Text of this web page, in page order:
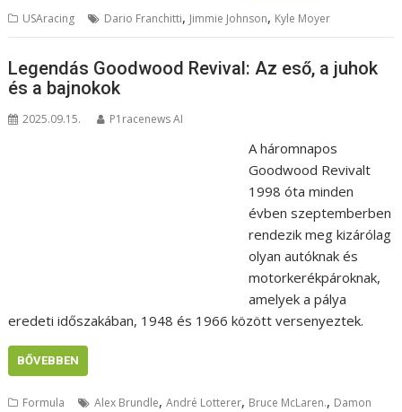
USAracing Dario Franchitti, Jimmie Johnson, Kyle Moyer
Legendás Goodwood Revival: Az eső, a juhok
és a bajnokok
2025.09.15. P1racenews AI
A háromnapos
Goodwood Revivalt
1998 óta minden
évben szeptemberben
rendezik meg kizárólag
olyan autóknak és
motorkerékpároknak,
amelyek a pálya
eredeti időszakában, 1948 és 1966 között versenyeztek.
BŐVEBBEN
Formula Alex Brundle,André Lotterer, Bruce McLaren., Damon